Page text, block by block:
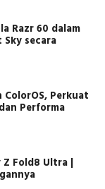
Razr 60 dalam
secara
ColorOS, Perkuat
Performa
Z Fold8 Ultra |